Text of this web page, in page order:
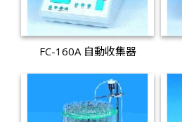
FC-160A 自動收集器